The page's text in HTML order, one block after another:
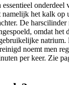
onderdeel
het kalk op
De harscilinder
omdat het
noemt men
per keer. Zie